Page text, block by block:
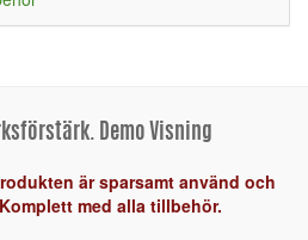
Demo Visning
är sparsamt använd och
med alla tillbehör.